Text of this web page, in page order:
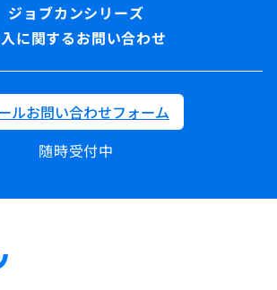
に関するお問い合わせ
ルお問い合わせフォーム
随時受付中